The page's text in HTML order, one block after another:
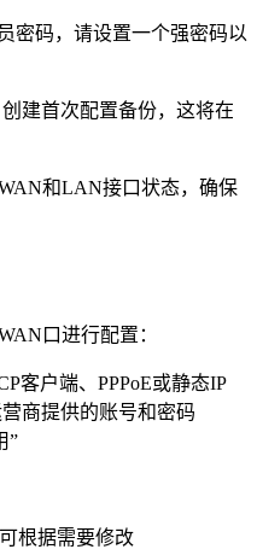
密码，请设置一个强密码以
建首次配置备份，这将在
和LAN接口状态，确保
口进行配置：
客户端、PPPoE或静态IP
商提供的账号和密码
”
根据需要修改